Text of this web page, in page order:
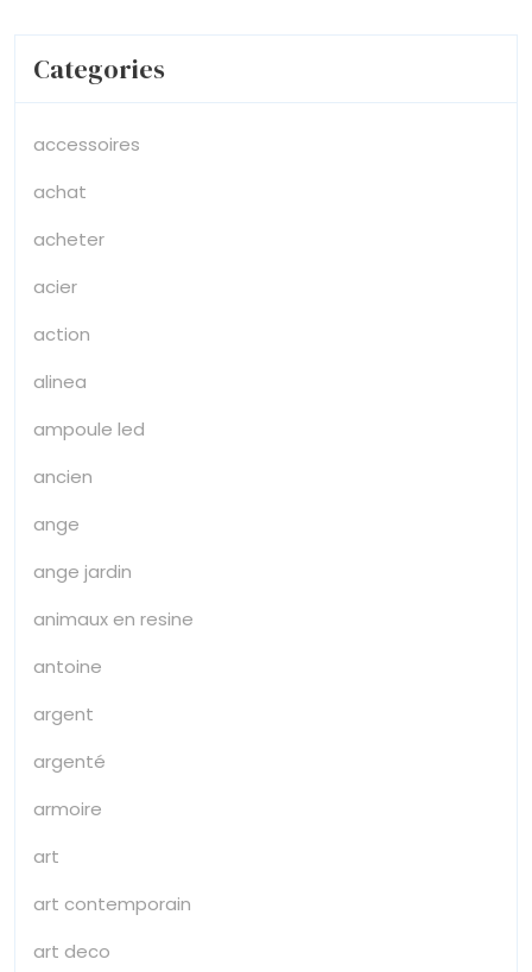
Categories
accessoires
achat
acheter
acier
action
alinea
ampoule led
ancien
ange
ange jardin
animaux en resine
antoine
argent
argenté
armoire
art
art contemporain
art deco